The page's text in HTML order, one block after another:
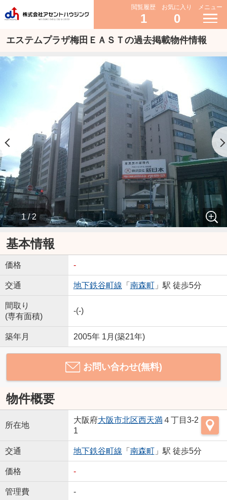
閲覧履歴
1
お気に入り
0
メニュー
エステムプラザ梅田ＥＡＳＴの過去掲載物件情報
1 / 2
基本情報
価格 -
交通 地下鉄谷町線 「 南森町」駅 徒歩5分
間取り
(専有面積)
-(-)
築年月 2005年 1月(築21年)
お問い合わせ(無料)
物件概要
所在地
大阪府大阪市北区西天満４丁目3-2
1
交通 地下鉄谷町線 「 南森町」駅 徒歩5分
価格 -
管理費 -